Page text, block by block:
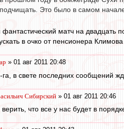
подчищать. Это было в самом
матч на двадцать
в очко от пенсионера
» 01 авг 2011 20:48
га, в свете последних сообщений
Сибирский » 01 авг 2011 20:46
что все у нас будет в